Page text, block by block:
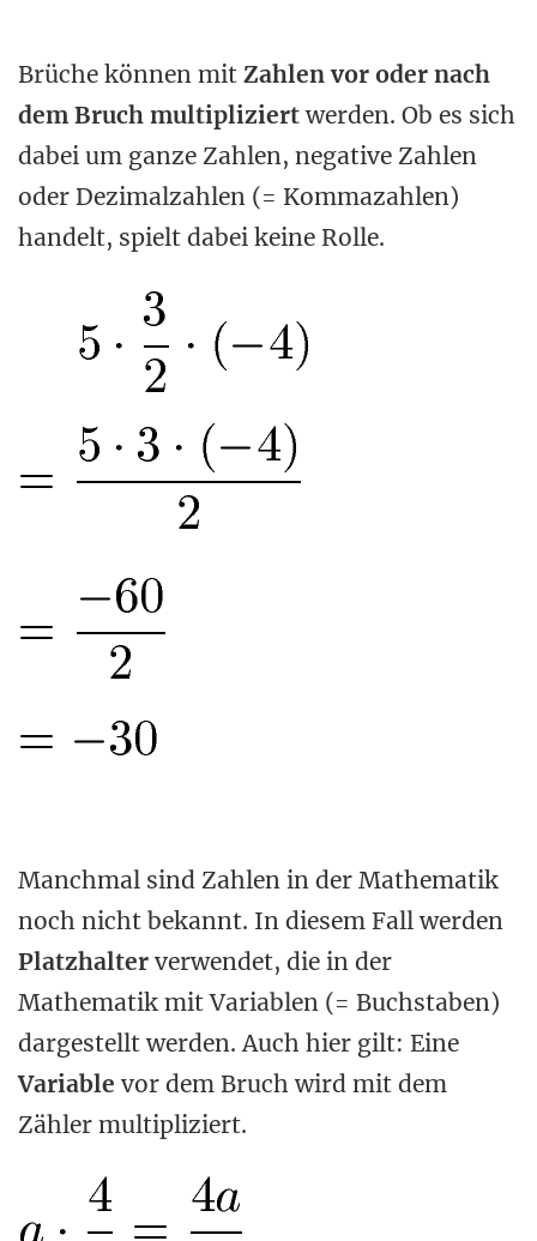
Brüche können mit Zahlen vor oder nach
dem Bruch multipliziertwerden. Ob es sich
dabei um ganze Zahlen, negative Zahlen
oder Dezimalzahlen (= Kommazahlen)
handelt, spielt dabei keine Rolle.
Manchmal sind Zahlen in der Mathematik
noch nicht bekannt. In diesem Fall werden
Platzhalter verwendet, die in der
Mathematik mit Variablen (= Buchstaben)
dargestellt werden. Auch hier gilt: Eine
Variable vor dem Bruch wird mit dem
Zähler multipliziert.